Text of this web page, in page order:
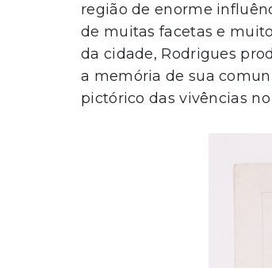
região de enorme
de muitas facetas e
da cidade, Rodrigues
a memória de sua
pictórico das vivências